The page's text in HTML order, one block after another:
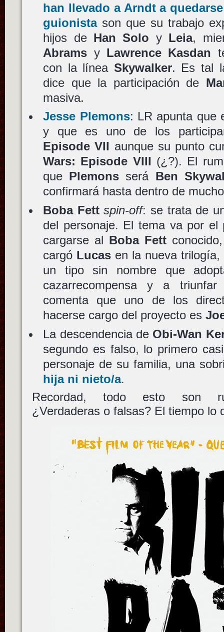
han llevado a Arndta
guionistason que su trabajo
hijos de Han Solo y Leia,
Abrams y Lawrence Kasdan
con la línea Skywalker. Es tal
dice que la participación de
masiva.
Jesse Plemons: LR apunta que
y que es uno de los
Episode VII aunque su punto
Wars: Episode VIII (¿?). El
que Plemons será Ben
confirmará hasta dentro de
Boba Fett spin-off: se trata de
del personaje. El tema va por
cargarse al Boba Fett
cargó Lucas en la nueva
un tipo sin nombre que
cazarrecompensa y a
comenta que uno de los
hacerse cargo del proyecto es
La descendencia de Obi-Wan
segundo es falso, lo primero
personaje de su familia, una
hija ni nieto/a.
Recordad, todo esto son
¿Verdaderas o falsas? El tiempo lo